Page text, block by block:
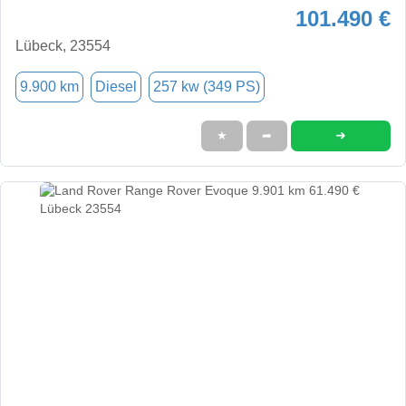
101.490 €
Lübeck, 23554
9.900 km Diesel 257 kw (349 PS)
★ ➦ ➜